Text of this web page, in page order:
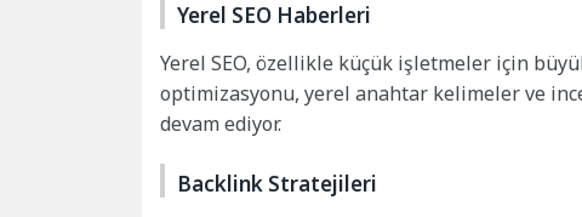
Yerel SEO Haberleri
Yerel SEO, özellikle küçük işletmeler için
optimizasyonu, yerel anahtar kelimeler ve
devam ediyor.
Backlink Stratejileri